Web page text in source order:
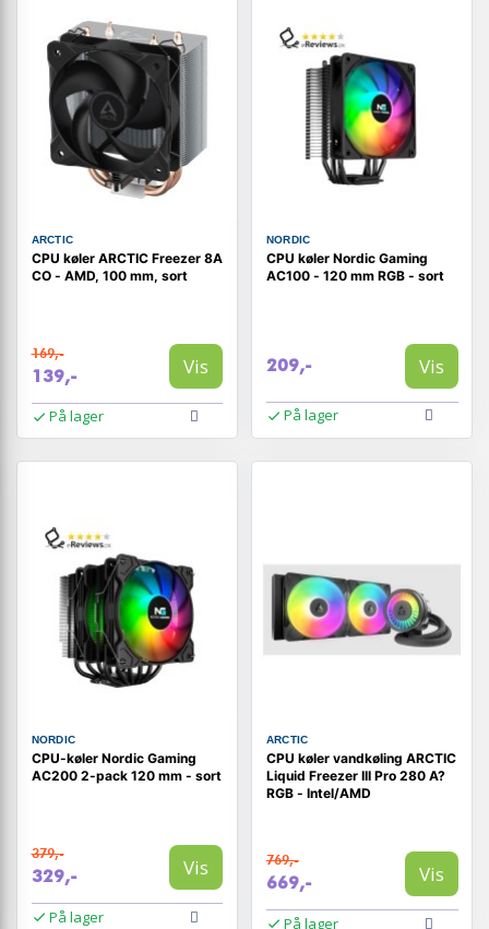
ARCTIC
CPU køler ARCTIC Freezer 8A
CO - AMD, 100 mm, sort
169,-
139,- Vis
På lager
NORDIC
CPU køler Nordic Gaming
AC100 - 120 mm RGB - sort
209,- Vis
På lager
NORDIC
CPU-køler Nordic Gaming
AC200 2-pack 120 mm - sort
379,-
329,- Vis
På lager
ARCTIC
CPU køler vandkøling ARCTIC
Liquid Freezer III Pro 280 A?
RGB - Intel/AMD
769,-
669,- Vis
På lager